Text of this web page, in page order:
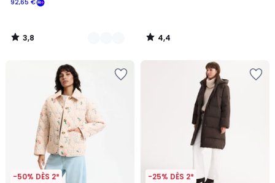
souscrivez
notre
programme
92,65 €
3,8
/
4,4
/
-50% DÈS 2* -25% DÈS 2*